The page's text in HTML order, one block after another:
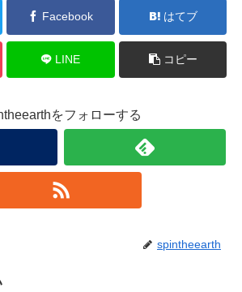
Facebook はてブ
LINE コピー
をフォローする
spintheearth